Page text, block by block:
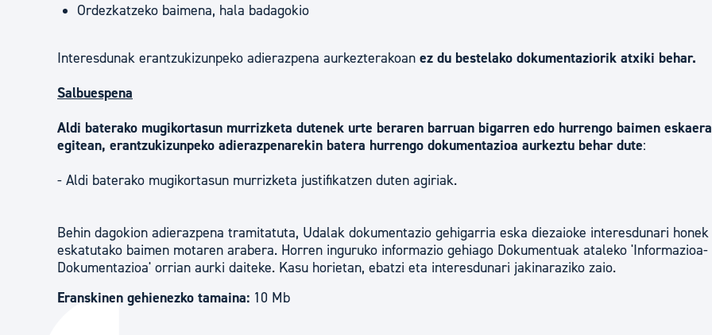
Ordezkatzeko baimena, hala badagokio
Interesdunak erantzukizunpeko adierazpena aurkezterakoan ez du bestelako dokumentaziorik atxiki behar.
Salbuespena
Aldi baterako mugikortasun murrizketa dutenek urte beraren barruan bigarren edo hurrengo baimen
egitean, erantzukizunpeko adierazpenarekin batera hurrengo dokumentazioa aurkeztu behar dute:
- Aldi baterako mugikortasun murrizketa justifikatzen duten agiriak.
Behin dagokion adierazpena tramitatuta, Udalak dokumentazio gehigarria eska diezaioke interesdunari honek
eskatutako baimen motaren arabera. Horren inguruko informazio gehiago Dokumentuak ataleko 'Informazioa-
Dokumentazioa' orrian aurki daiteke. Kasu horietan, ebatzi eta interesdunari jakinaraziko zaio.
Eranskinen gehienezko tamaina: 10 Mb